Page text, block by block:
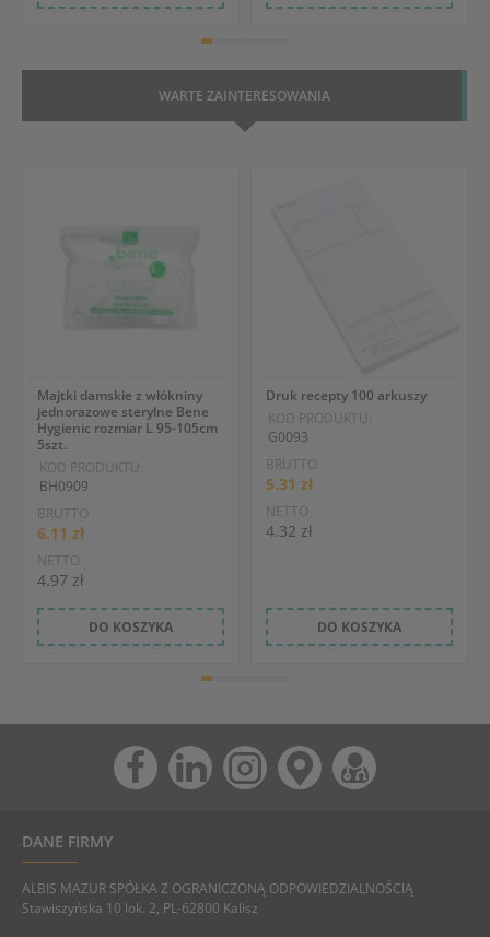
WARTE ZAINTERESOWANIA
Majtki damskie z włókniny
jednorazowe sterylne Bene
Hygienic rozmiar L 95-105cm
5szt.
KOD PRODUKTU:
BH0909
BRUTTO
6.11 zł
NETTO
4.97 zł
DO KOSZYKA
Druk recepty 100 arkuszy
KOD PRODUKTU:
G0093
BRUTTO
5.31 zł
NETTO
4.32 zł
DO KOSZYKA
DANE FIRMY
ALBIS MAZUR SPÓŁKA Z OGRANICZONĄ ODPOWIEDZIALNOŚCIĄ
Stawiszyńska 10 lok. 2, PL-62800 Kalisz